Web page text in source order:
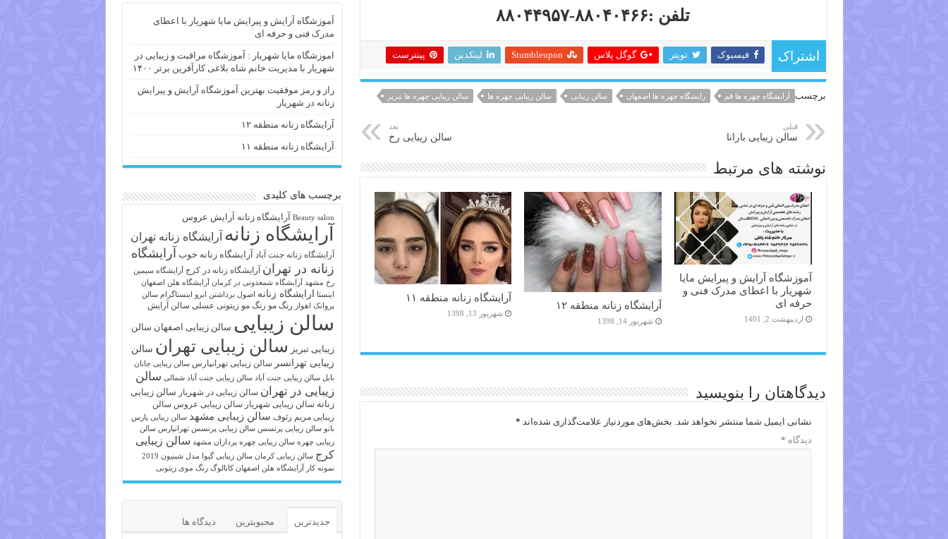
تلفن :۸۸۰۴۰۴۶۶-۸۸۰۴۴۹۵۷
اشتراک فیسبوک تویتر گوگل پلاس Stumbleupon لینکدین پینترست
برچسب آرایشگاه چهره ها قم رایشگاه چهره ها اصفهان سالن زیبایی سالن زیبایی چهره ها سالن زیبایی چهره ها تبریز
قبلی
سالن زیبایی بارانا
بعد
سالن زیبایی رخ
نوشته های مرتبط
آموزشگاه آرایش و پیرایش مایا
شهریار با اعطای مدرک فنی و
حرفه ای
اردیبهشت 2, 1401
آرایشگاه زنانه منطقه ۱۲
شهریور 14, 1398
آرایشگاه زنانه منطقه ۱۱
شهریور 13, 1398
دیدگاهتان را بنویسید
نشانی ایمیل شما منتشر نخواهد شد. بخش‌های موردنیاز علامت‌گذاری شده‌اند *
دیدگاه *
آموزشگاه آرایش و پیرایش مایا شهریار با اعطای
مدرک فنی و حرفه ای
اموزشگاه مایا شهریار : آموزشگاه مراقبت و زیبایی در
شهریار با مدیریت خانم شاه بلاغی کارآفرین برتر ۱۴۰۰
راز و رمز موفقیت بهترین آموزشگاه آرایش و پیرایش
زنانه در شهریار
آرایشگاه زنانه منطقه ۱۲
آرایشگاه زنانه منطقه ۱۱
برچسب های کلیدی
Beauty salon آرايشگاه زنانه آرایش عروس
آرایشگاه زنانه آرایشگاه زنانه تهران
آرایشگاه زنانه جنت آباد آرایشگاه زنانه خوب آرایشگاه
زنانه در تهران آرایشگاه زنانه در کرج
آرایشگاه سیمین
رخ مشهد
آرایشگاه شمعدونی در کرمان آرایشگاه هلن اصفهان
اینستا ارایشگاه زنانه اصول برداشتن ابرو
اینستاگرام سالن
پروانک اهواز
رنگ مو رنگ مو زیتونی عسلی سالن آرایش
سالن زیبایی سالن زیبایی اصفهان سالن
زیبایی تبریز سالن زیبایی تهران سالن
زیبایی تهرانسر سالن زیبایی تهرانپارس سالن زیبایی جانان
بابل سالن زیبایی جنت آباد سالن زیبایی جنت آباد شمالی سالن
زیبایی در تهران سالن زیبایی در شهریار سالن زیبایی
زنانه سالن زیبایی شهریار سالن زیبایی عروس سالن
زیبایی مریم رئوف سالن زیبایی مشهد سالن زیبایی پارس
بانو سالن زیبایی پرنسس سالن زیبایی پرنسس تهرانپارس سالن
زیبایی چهره سالن زیبایی چهره پردازان مشهد سالن زیبایی
کرج سالن زیبایی کرمان سالن زیبایی گیوا
مدل شینیون 2019
نمونه کار آرایشگاه هلن اصفهان کاتالوگ رنگ موی زیتونی
جدیدترین محبوبترین دیدگاه ها